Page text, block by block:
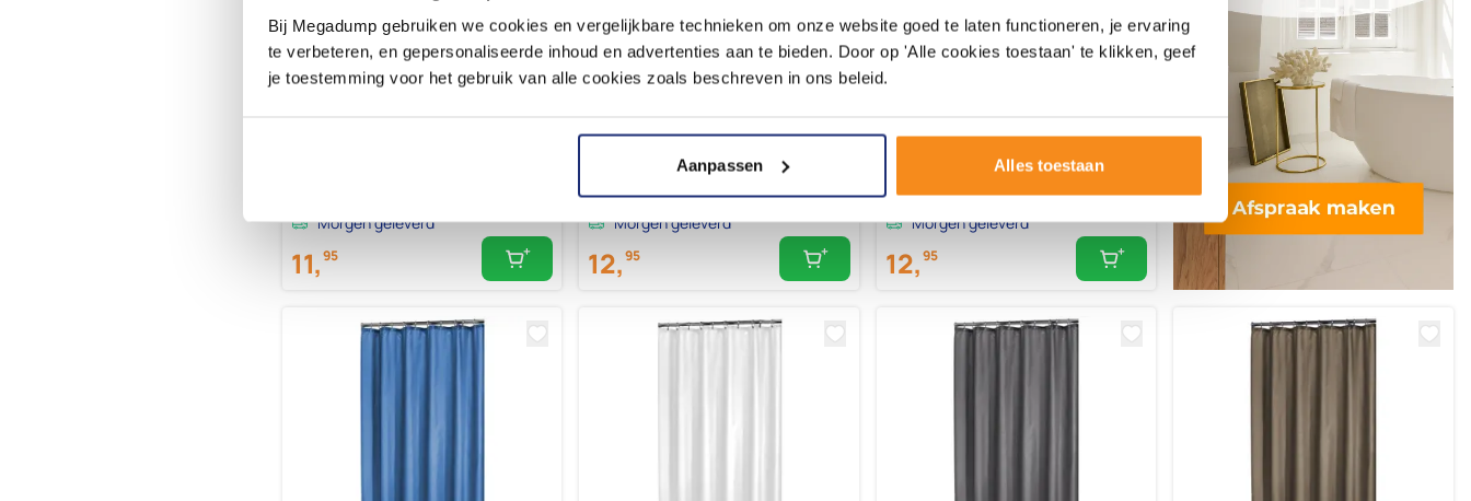
Bij Megadump gebruiken we cookies en vergelijkbare technieken om onze website goed te laten functioneren, je ervaring
te verbeteren, en gepersonaliseerde inhoud en advertenties aan te bieden. Door op 'Alle cookies toestaan' te klikken, geef
je toestemming voor het gebruik van alle cookies zoals beschreven in ons beleid.
Aanpassen Alles toestaan
Sealskin Granada Douchegordijn
120x200 cm PEVA Beige
Morgen geleverd
11,95
Sealskin Granada Douchegordijn
180x200 cm PEVA Beige
Morgen geleverd
12,95
Sealskin Granada Douchegordijn
Morgen geleverd
12,95